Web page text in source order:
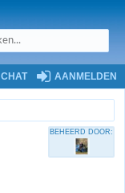
CHAT AANMELDEN
BEHEERD DOOR: